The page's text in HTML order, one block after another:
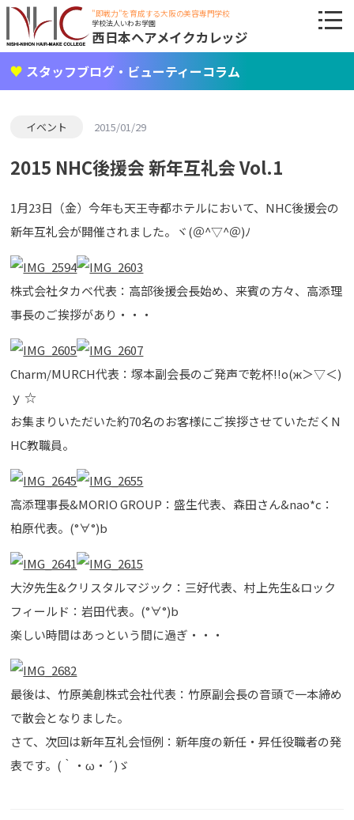
"即戦力"を育成する大阪の美容専門学校
学校法人いわお学園
西日本ヘアメイクカレッジ
スタッフブログ・ビューティーコラム
イベント 2015/01/29
2015 NHC後援会 新年互礼会 Vol.1
1月23日（金）今年も天王寺都ホテルにおいて、NHC後援会の
新年互礼会が開催されました。ヾ(＠^▽^＠)ﾉ
株式会社タカベ代表：高部後援会長始め、来賓の方々、高添理
事長のご挨拶があり・・・
Charm/MURCH代表：塚本副会長のご発声で乾杯!!о(ж＞▽＜)
ｙ ☆
お集まりいただいた約70名のお客様にご挨拶させていただくN
HC教職員。
高添理事長&MORIO GROUP：盛生代表、森田さん&nao*c：
柏原代表。(°∀°)b
大汐先生&クリスタルマジック：三好代表、村上先生&ロック
フィールド：岩田代表。(°∀°)b
楽しい時間はあっという間に過ぎ・・・
最後は、竹原美創株式会社代表：竹原副会長の音頭で一本締め
で散会となりました。
さて、次回は新年互礼会恒例：新年度の新任・昇任役職者の発
表です。(｀・ω・´)ゞ